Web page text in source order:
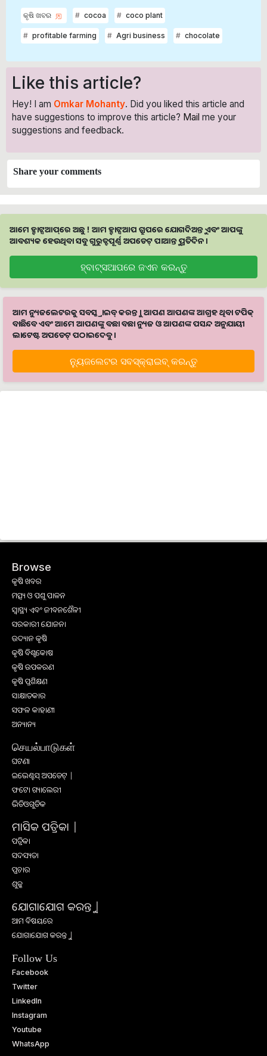
କୃଷି ଖବର cocoa coco plant
profitable farming Agri business chocolate
Like this article?
Hey! I am Omkar Mohanty. Did you liked this article and
have suggestions to improve this article? Mail me your
suggestions and feedback.
Share your comments
ଆମେ ହ୍ବାଟ୍ସଆପ୍‌ରେ ଅଛୁ ! ଆମ ହ୍ବାଟ୍ସଆପ ଗ୍ରୁପରେ ଯୋଗଦିଅନ୍ତୁ ଏବଂ ଆପଙ୍କୁ
ଆବଶ୍ୟକ ହେଉଥିବା ସବୁ ଗୁରୁତ୍ବପୂର୍ଣ୍ଣ ଅପଡେଟ୍‌ ପାଆନ୍ତୁ ପ୍ରତିଦିନ ।
ହ୍ବାଟ୍ସଆପରେ ଜଏନ କରନ୍ତୁ
ଆମ ନ୍ୟୁଜଲେଟରକୁ ସବସ୍କ୍ରାଇବ୍ କରନ୍ତୁ । ଆପଣ ଆପଣଙ୍କ ଆଗ୍ରହ ଥିବା ଟପିକ୍‌
ବାଛିବେ ଏବଂ ଆମେ ଆପଣଙ୍କୁ ବଛା ବଛା ନ୍ୟୁଜ ଓ ଆପଣଙ୍କ ପସନ୍ଦ ଅନୁଯାୟୀ
ଲାଟେଷ୍ଟ ଅପଡେଟ୍‌ ପଠାଇଦେବୁ ।
ନ୍ୟୁଜଲେଟର ସବସ୍କ୍ରାଇବ୍‌ କରନ୍ତୁ
Browse
କୃଷି ଖବର
ମତ୍ସ୍ୟ ଓ ପଶୁ ପାଳନ
ସ୍ୱାସ୍ଥ୍ୟ ଏବଂ ଜୀବନଶୈଳୀ
ସରକାରୀ ଯୋଜନା
ଉଦ୍ୟାନ କୃଷି
କୃଷି ବିଶ୍ବକୋଷ
କୃଷି ଉପକରଣ
କୃଷି ପ୍ରଶିକ୍ଷଣ
ସାକ୍ଷାତକାର
ସଫଳ କାହାଣୀ
ଅନ୍ୟାନ୍ୟ
செயல்பாடுகள்
ଘଟଣା
ଇଭେଣ୍ଟସ୍ ଅପଡେଟ୍ |
ଫଟୋ ଗ୍ୟାଲେରୀ
ଭିଡିଓଗୁଡିକ
ମାସିକ ପତ୍ରିକା |
ପତ୍ରିକା
ସଦସ୍ୟତା
ପ୍ରଚାର
ଶୁଳ୍କ
ଯୋଗାଯୋଗ କରନ୍ତୁ |
ଆମ ବିଷୟରେ
ଯୋଗାଯୋଗ କରନ୍ତୁ |
Follow Us
Facebook
Twitter
LinkedIn
Instagram
Youtube
WhatsApp